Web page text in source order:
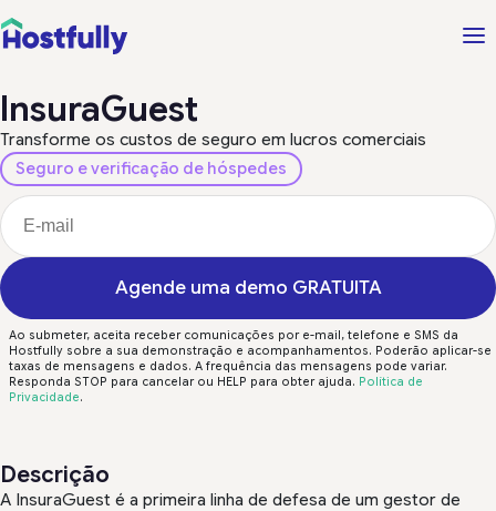
InsuraGuest
Transforme os custos de seguro em lucros comerciais
Seguro e verificação de hóspedes
Agende uma demo GRATUITA
Ao submeter, aceita receber comunicações por e-mail, telefone e SMS da
Hostfully sobre a sua demonstração e acompanhamentos. Poderão aplicar-se
taxas de mensagens e dados. A frequência das mensagens pode variar.
Responda STOP para cancelar ou HELP para obter ajuda. Política de
Privacidade.
Descrição
A InsuraGuest é a primeira linha de defesa de um gestor de